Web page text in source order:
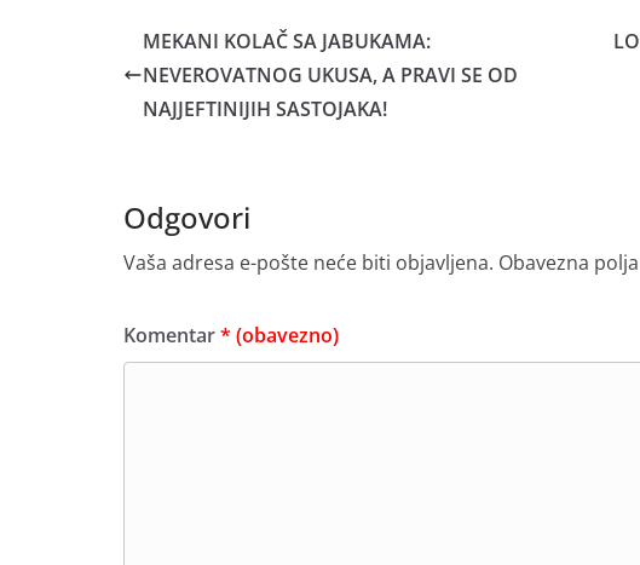
MEKANI KOLAČ SA JABUKAMA:
NEVEROVATNOG UKUSA, A PRAVI SE OD
NAJJEFTINIJIH SASTOJAKA!
Odgovori
Vaša adresa e-pošte neće biti objavljena. Obavezna
Komentar* (obavezno)